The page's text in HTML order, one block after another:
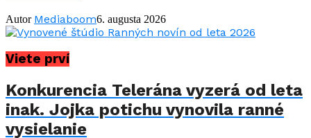
Autor Mediaboom6. augusta 2026
Viete prví
Konkurencia Telerána vyzerá od leta
inak. Jojka potichu vynovila ranné
vysielanie